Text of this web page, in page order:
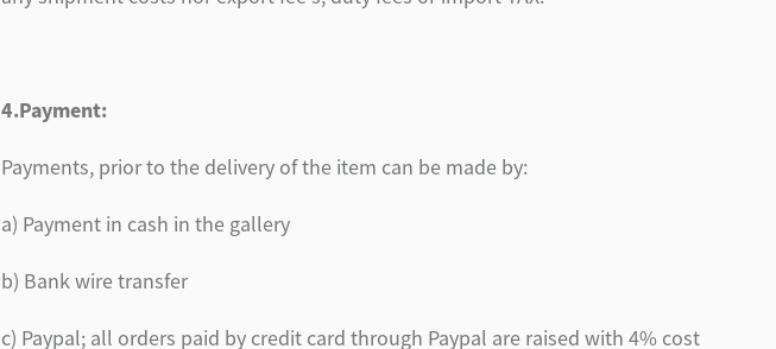
4.Payment:
Payments, prior to the delivery of the item can be made by:
a) Payment in cash in the gallery
b) Bank wire transfer
c) Paypal; all orders paid by credit card through Paypal are raised with 4% cost